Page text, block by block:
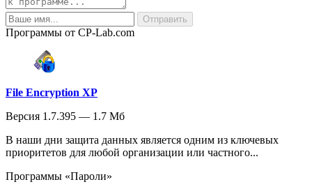
Программы от CP-Lab.com
File Encryption XP
Версия 1.7.395 — 1.7 Мб
В наши дни защита данных является одним из ключевых
приоритетов для любой организации или частного...
Программы «Пароли»